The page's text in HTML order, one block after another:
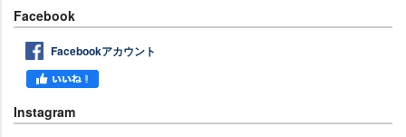
Facebook
Facebookアカウント
Instagram